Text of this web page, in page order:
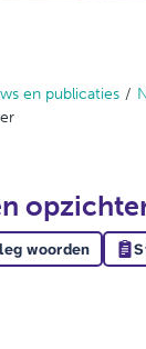
en publicaties
woorden